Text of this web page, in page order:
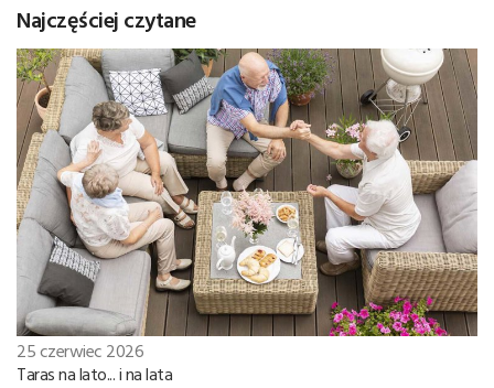
Najczęściej czytane
25 czerwiec 2026
Taras na lato... i na lata